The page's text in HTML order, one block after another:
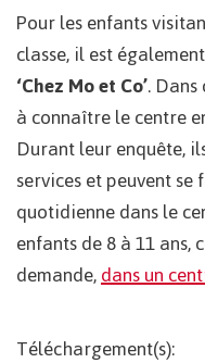
Pour les enfants
classe, il est
‘Chez Mo et Co’.
à connaître le centre
Durant leur enquête,
services et peuvent
quotidienne dans le
enfants de 8 à 11
demande,dans un
Téléchargement(s):